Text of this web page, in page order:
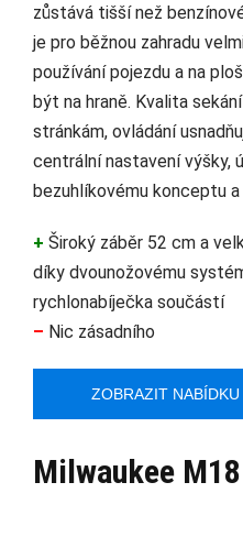
zůstává tišší než
je pro běžnou zahradu
používání pojezdu a na
být na hraně. Kvalita
stránkám, ovládání
centrální nastavení výšky,
bezuhlíkovému konceptu
+ Široký záběr 52 cm a
díky dvounožovému
rychlonabíječka součástí
– Nic zásadního
ZOBRAZIT NABÍDKU
Milwaukee